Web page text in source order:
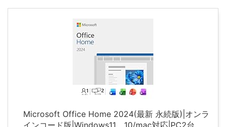
Microsoft Office Home 2024(最新 永続版)|オンラ
インコード版|Windows11、10/mac対応|PC2台